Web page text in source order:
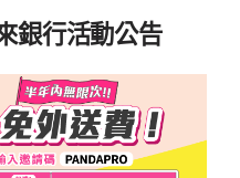
銀行活動公告